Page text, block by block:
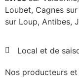
Loubet, Cagnes
sur Loup, Antibes,
Local et de
Nos producteurs